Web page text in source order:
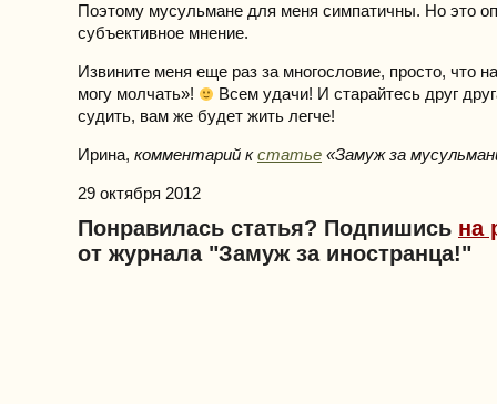
Поэтому мусульмане для меня симпатичны. Но это
субъективное мнение.
Извините меня еще раз за многословие, просто, что
могу молчать»!
Всем удачи! И старайтесь друг
судить, вам же будет жить легче!
Ирина, комментарий кстатье «Замуж за
29 октября 2012
Понравилась статья? Подпишись на
от журнала "Замуж за иностранца!"